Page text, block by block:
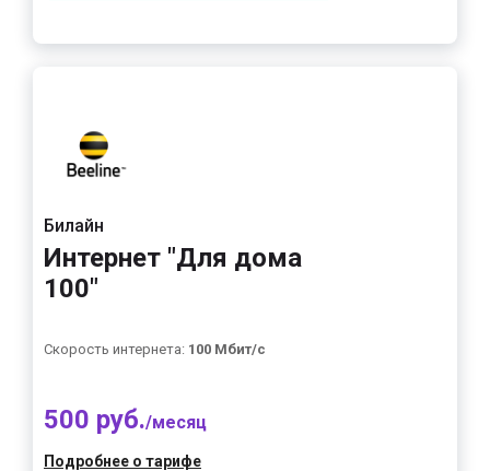
Билайн
Интернет "Для дома
100"
Скорость интернета: 100 Мбит/с
500 руб./месяц
Подробнее о тарифе